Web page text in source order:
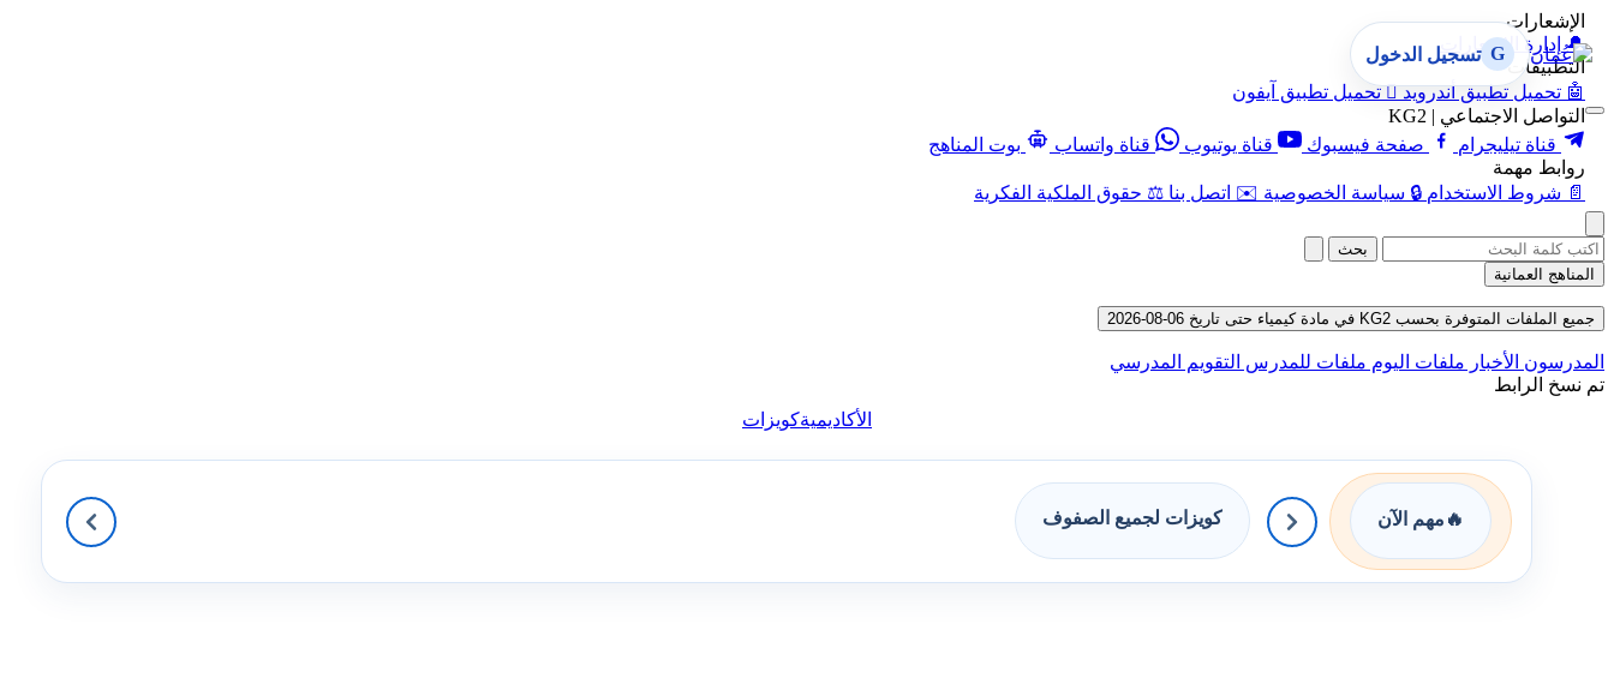
الإشعارات
🔔 إدارة الإشعارات
التطبيقات
🤖 تحميل تطبيق أندرويد  تحميل تطبيق آيفون
التواصل الاجتماعي | KG2
قناة تيليجرام
صفحة فيسبوك قناة يوتيوب قناة واتساب
بوت المناهج
روابط مهمة
📄 شروط الاستخدام 🔒 سياسة الخصوصية ✉️ اتصل بنا ⚖️ حقوق الملكية الفكرية
G تسجيل الدخول
بحث
المناهج العمانية
جميع الملفات المتوفرة بحسب KG2 في مادة كيمياء حتى تاريخ 06-08-2026
المدرسون الأخبار ملفات اليوم ملفات للمدرس التقويم المدرسي
تم نسخ الرابط
الأكاديميةكويزات
🔥 مهم الآن كويزات لجميع الصفوف